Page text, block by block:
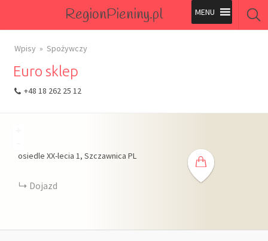
RegionPieniny.pl
Polecane Przez Nas
Wszystkie Obiekty
Wpisy Spożywczy
Euro sklep
+48 18 262 25 12
osiedle XX-lecia 1 Szczawnica PL
Dojazd